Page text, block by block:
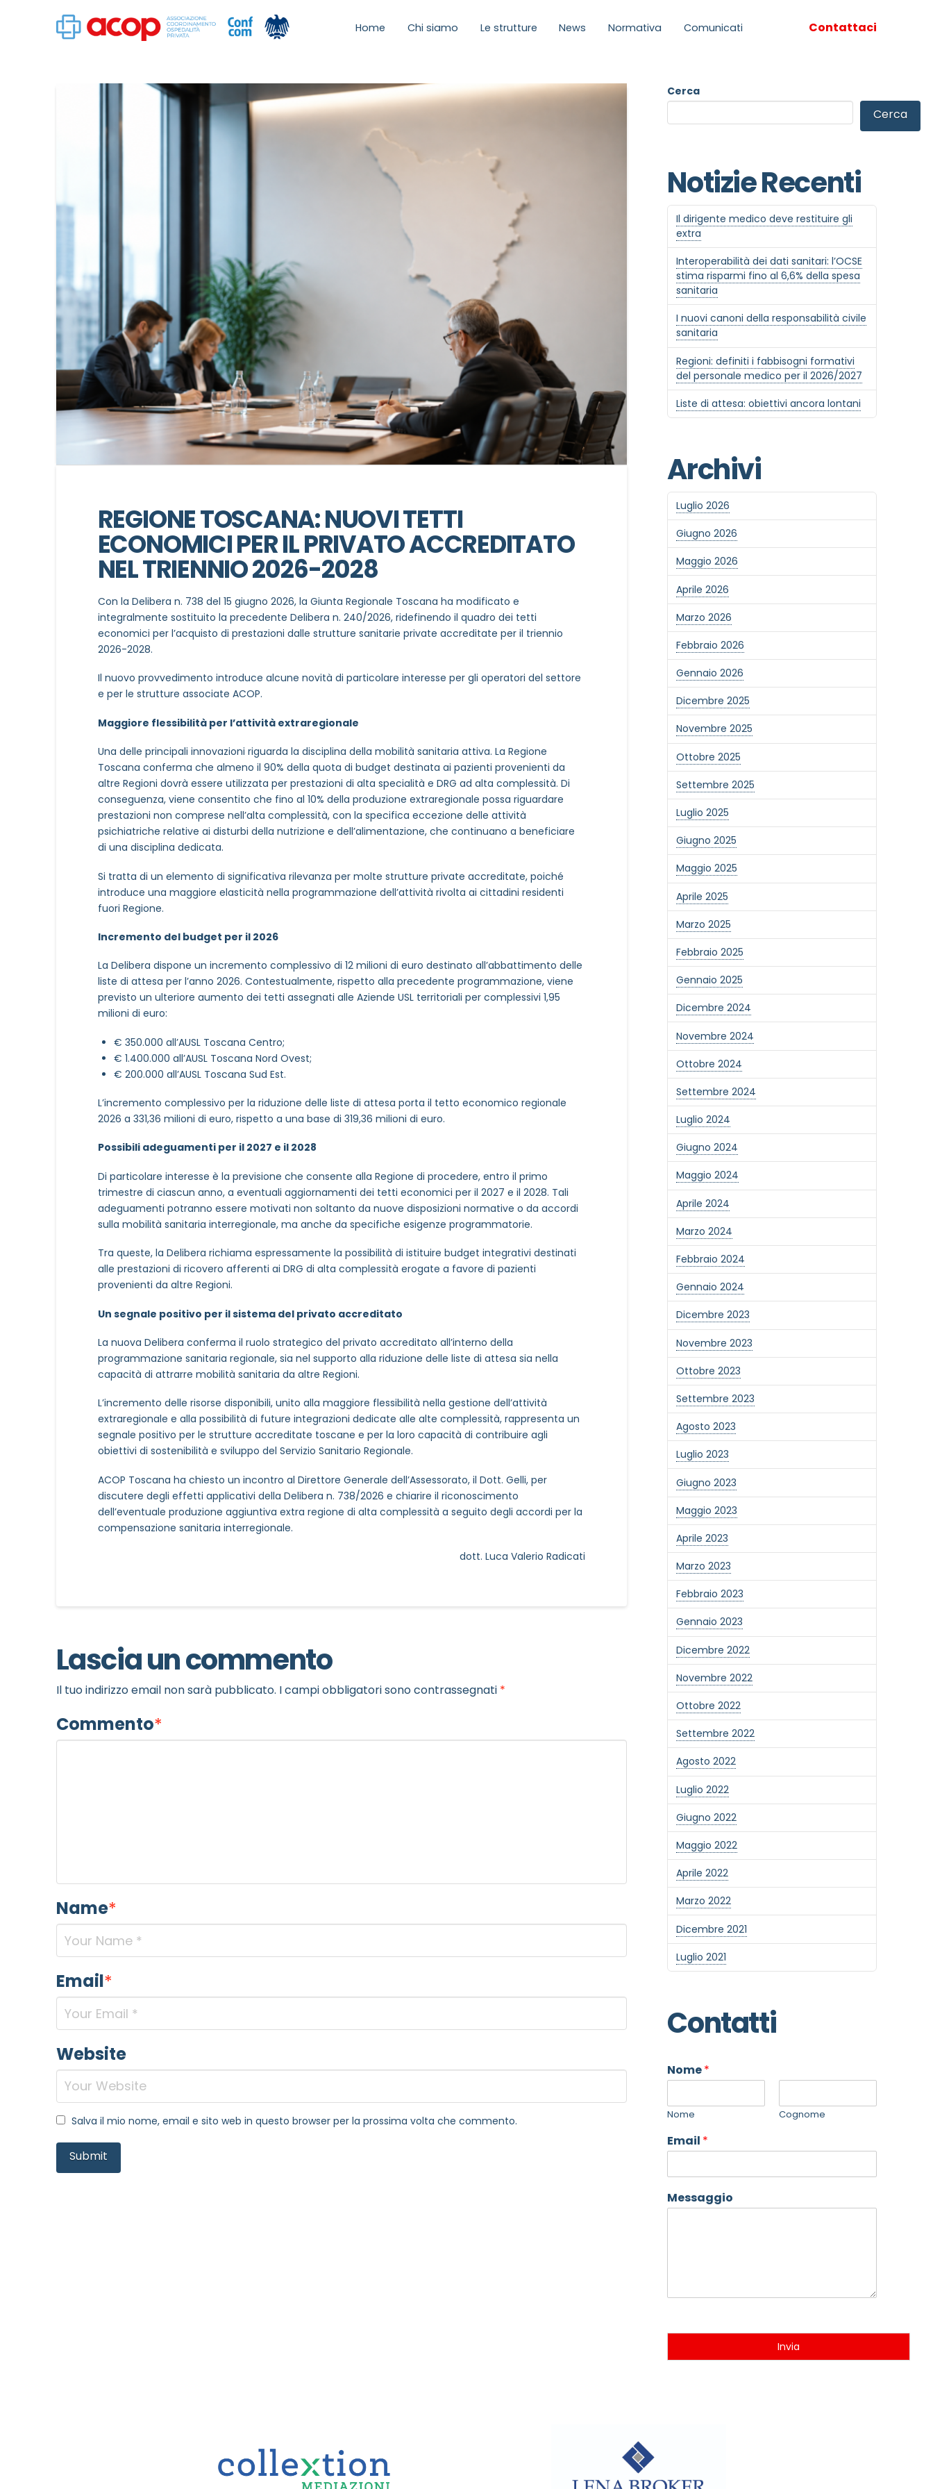
Home Chi siamo Le strutture News Normativa Comunicati Contattaci
REGIONE TOSCANA: NUOVI TETTI
ECONOMICI PER IL PRIVATO ACCREDITATO
NEL TRIENNIO 2026-2028
Con la Delibera n. 738 del 15 giugno 2026, la Giunta Regionale Toscana ha modificato e
integralmente sostituito la precedente Delibera n. 240/2026, ridefinendo il quadro dei tetti
economici per l’acquisto di prestazioni dalle strutture sanitarie private accreditate per il triennio
2026-2028.
Il nuovo provvedimento introduce alcune novità di particolare interesse per gli operatori del settore
e per le strutture associate ACOP.
Maggiore flessibilità per l’attività extraregionale
Una delle principali innovazioni riguarda la disciplina della mobilità sanitaria attiva. La Regione
Toscana conferma che almeno il 90% della quota di budget destinata ai pazienti provenienti da
altre Regioni dovrà essere utilizzata per prestazioni di alta specialità e DRG ad alta complessità. Di
conseguenza, viene consentito che fino al 10% della produzione extraregionale possa riguardare
prestazioni non comprese nell’alta complessità, con la specifica eccezione delle attività
psichiatriche relative ai disturbi della nutrizione e dell’alimentazione, che continuano a beneficiare
di una disciplina dedicata.
Si tratta di un elemento di significativa rilevanza per molte strutture private accreditate, poiché
introduce una maggiore elasticità nella programmazione dell’attività rivolta ai cittadini residenti
fuori Regione.
Incremento del budget per il 2026
La Delibera dispone un incremento complessivo di 12 milioni di euro destinato all’abbattimento delle
liste di attesa per l’anno 2026. Contestualmente, rispetto alla precedente programmazione, viene
previsto un ulteriore aumento dei tetti assegnati alle Aziende USL territoriali per complessivi 1,95
milioni di euro:
€ 350.000 all’AUSL Toscana Centro;
€ 1.400.000 all’AUSL Toscana Nord Ovest;
€ 200.000 all’AUSL Toscana Sud Est.
L’incremento complessivo per la riduzione delle liste di attesa porta il tetto economico regionale
2026 a 331,36 milioni di euro, rispetto a una base di 319,36 milioni di euro.
Possibili adeguamenti per il 2027 e il 2028
Di particolare interesse è la previsione che consente alla Regione di procedere, entro il primo
trimestre di ciascun anno, a eventuali aggiornamenti dei tetti economici per il 2027 e il 2028. Tali
adeguamenti potranno essere motivati non soltanto da nuove disposizioni normative o da accordi
sulla mobilità sanitaria interregionale, ma anche da specifiche esigenze programmatorie.
Tra queste, la Delibera richiama espressamente la possibilità di istituire budget integrativi destinati
alle prestazioni di ricovero afferenti ai DRG di alta complessità erogate a favore di pazienti
provenienti da altre Regioni.
Un segnale positivo per il sistema del privato accreditato
La nuova Delibera conferma il ruolo strategico del privato accreditato all’interno della
programmazione sanitaria regionale, sia nel supporto alla riduzione delle liste di attesa sia nella
capacità di attrarre mobilità sanitaria da altre Regioni.
L’incremento delle risorse disponibili, unito alla maggiore flessibilità nella gestione dell’attività
extraregionale e alla possibilità di future integrazioni dedicate alle alte complessità, rappresenta un
segnale positivo per le strutture accreditate toscane e per la loro capacità di contribuire agli
obiettivi di sostenibilità e sviluppo del Servizio Sanitario Regionale.
ACOP Toscana ha chiesto un incontro al Direttore Generale dell’Assessorato, il Dott. Gelli, per
discutere degli effetti applicativi della Delibera n. 738/2026 e chiarire il riconoscimento
dell’eventuale produzione aggiuntiva extra regione di alta complessità a seguito degli accordi per la
compensazione sanitaria interregionale.
dott. Luca Valerio Radicati
Lascia un commento
Il tuo indirizzo email non sarà pubblicato. I campi obbligatori sono contrassegnati *
Commento*
Name*
Email*
Website
Salva il mio nome, email e sito web in questo browser per la prossima volta che commento.
Cerca
Cerca
Notizie Recenti
Il dirigente medico deve restituire gli
extra
Interoperabilità dei dati sanitari: l’OCSE
stima risparmi fino al 6,6% della spesa
sanitaria
I nuovi canoni della responsabilità civile
sanitaria
Regioni: definiti i fabbisogni formativi
del personale medico per il 2026/2027
Liste di attesa: obiettivi ancora lontani
Archivi
Luglio 2026
Giugno 2026
Maggio 2026
Aprile 2026
Marzo 2026
Febbraio 2026
Gennaio 2026
Dicembre 2025
Novembre 2025
Ottobre 2025
Settembre 2025
Luglio 2025
Giugno 2025
Maggio 2025
Aprile 2025
Marzo 2025
Febbraio 2025
Gennaio 2025
Dicembre 2024
Novembre 2024
Ottobre 2024
Settembre 2024
Luglio 2024
Giugno 2024
Maggio 2024
Aprile 2024
Marzo 2024
Febbraio 2024
Gennaio 2024
Dicembre 2023
Novembre 2023
Ottobre 2023
Settembre 2023
Agosto 2023
Luglio 2023
Giugno 2023
Maggio 2023
Aprile 2023
Marzo 2023
Febbraio 2023
Gennaio 2023
Dicembre 2022
Novembre 2022
Ottobre 2022
Settembre 2022
Agosto 2022
Luglio 2022
Giugno 2022
Maggio 2022
Aprile 2022
Marzo 2022
Dicembre 2021
Luglio 2021
Contatti
Nome*
Nome Cognome
Email *
Messaggio
Invia
MOTIVO DEL CONTATTO
Informativa Privacy*
Ho preso visione dell'informativa privacy
Privacy Policy completa
Newsletter
Desidero rimanere aggiornato sulle ultime novità dell'Associazione tramite l'iscrizione alla newsletter